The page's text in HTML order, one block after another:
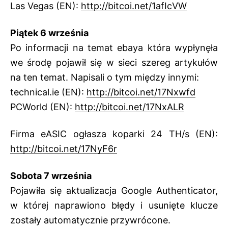
Las Vegas (EN): http://bitcoi.net/1afIcVW
Piątek 6 września
Po informacji na temat ebaya która wypłynęła
we środę pojawił się w sieci szereg artykułów
na ten temat. Napisali o tym między innymi:
technical.ie (EN): http://bitcoi.net/17Nxwfd
PCWorld (EN): http://bitcoi.net/17NxALR
Firma eASIC ogłasza koparki 24 TH/s (EN):
http://bitcoi.net/17NyF6r
Sobota 7 września
Pojawiła się aktualizacja Google Authenticator,
w której naprawiono błędy i usunięte klucze
zostały automatycznie przywrócone.